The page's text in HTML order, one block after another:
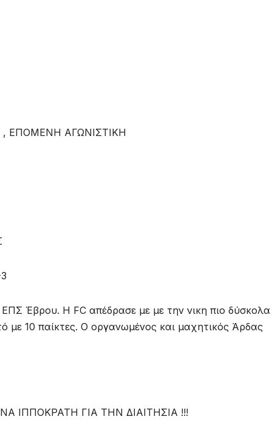
ΕΠΟΜΕΝΗ ΑΓΩΝΙΣΤΙΚΗ
Έβρου. Η FC απέδρασε με με την νικη πιο δύσκολα
με 10 παίκτες. Ο οργανωμένος και μαχητικός Άρδας
ΙΠΠΟΚΡΑΤΗ ΓΙΑ ΤΗΝ ΔΙΑΙΤΗΣΙΑ !!!